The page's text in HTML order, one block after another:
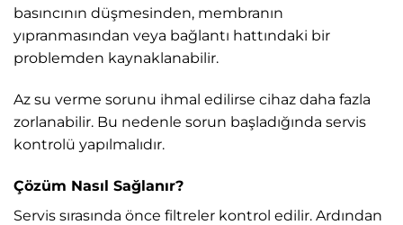
basıncının düşmesinden, membranın
yıpranmasından veya bağlantı hattındaki bir
problemden kaynaklanabilir.
Az su verme sorunu ihmal edilirse cihaz daha fazla
zorlanabilir. Bu nedenle sorun başladığında servis
kontrolü yapılmalıdır.
Çözüm Nasıl Sağlanır?
Servis sırasında önce filtreler kontrol edilir. Ardından